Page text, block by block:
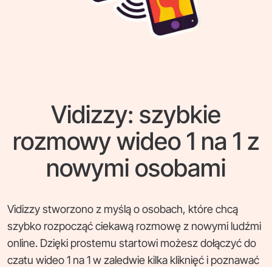
Vidizzy: szybkie
rozmowy wideo 1 na 1 z
nowymi osobami
Vidizzy stworzono z myślą o osobach, które chcą
szybko rozpocząć ciekawą rozmowę z nowymi ludźmi
online. Dzięki prostemu startowi możesz dołączyć do
czatu wideo 1 na 1 w zaledwie kilka kliknięć i poznawać